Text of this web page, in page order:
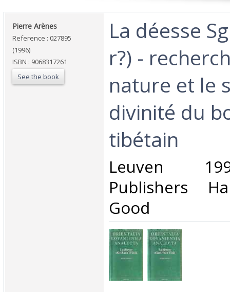
‎Pierre Arènes‎
Reference : 027895
(1996)
ISBN : 9068317261
See the book
‎La déesse
r?) -
nature et le
divinité du
tibétain‎
‎Leuven
Publishers
Good ‎